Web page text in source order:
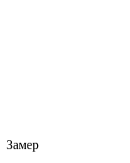
Замер